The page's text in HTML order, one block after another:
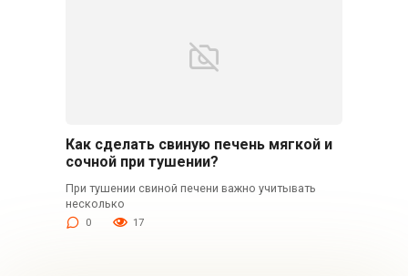
Как сделать свиную печень мягкой и
сочной при тушении?
При тушении свиной печени важно учитывать
несколько
0 17